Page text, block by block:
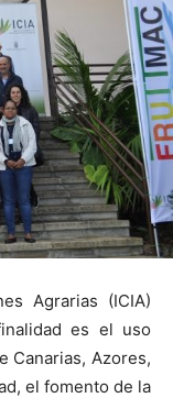
Agrarias (ICIA)
es el uso
Canarias, Azores,
el fomento de la